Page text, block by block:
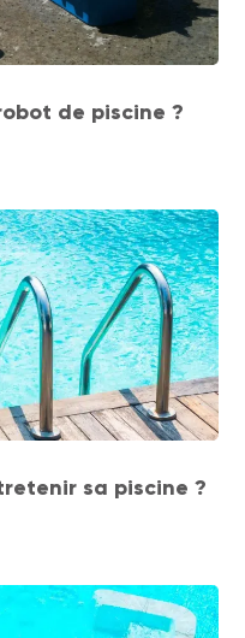
de piscine ?
sa piscine ?